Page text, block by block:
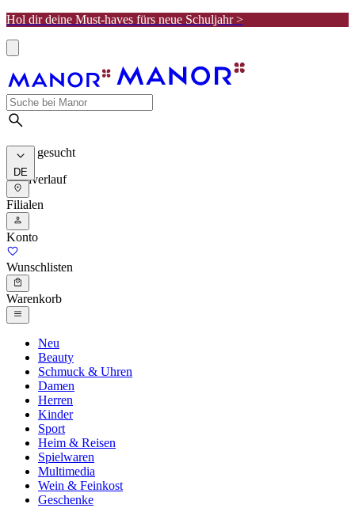
Hol dir deine Must-haves fürs neue Schuljahr >
Meist gesucht
Suchverlauf
DE
Filialen
Konto
Wunschlisten
Warenkorb
Neu
Beauty
Schmuck & Uhren
Damen
Herren
Kinder
Sport
Heim & Reisen
Spielwaren
Multimedia
Wein & Feinkost
Geschenke